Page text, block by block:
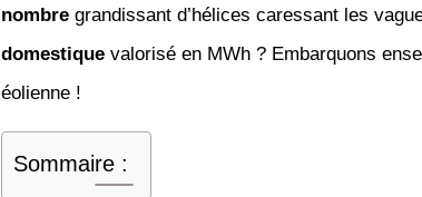
nombregrandissant d’hélices caressant les
domestiquevalorisé en MWh ? Embarquons
éolienne !
Sommaire :